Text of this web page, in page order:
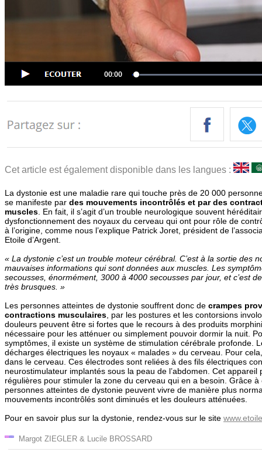
Cet article est également disponible dans les langues :
La dystonie est une maladie rare qui touche près de 20 000
se manifeste par des mouvements incontrôlés et par des
muscles . En fait, il s’agit d’un trouble neurologique souvent
dysfonctionnement des noyaux du cerveau qui ont pour rôle de
à l’origine, comme nous l’explique Patrick Joret, président de
Etoile d’Argent.
« La dystonie c’est un trouble moteur cérébral. C’est à la sortie des
mauvaises informations qui sont données aux muscles. Les
secousses, énormément, 3000 à 4000 secousses par jour, et c’est
très brusques. »
Les personnes atteintes de dystonie souffrent donc de crampes
contractions musculaires , par les postures et les contorsions
douleurs peuvent être si fortes que le recours à des produits
nécessaire pour les atténuer ou simplement pouvoir dormir la nuit.
symptômes, il existe un système de stimulation cérébrale profonde.
décharges électriques les noyaux « malades » du cerveau. Pour
dans le cerveau. Ces électrodes sont reliées à des fils électriques
neurostimulateur implantés sous la peau de l’abdomen. Cet appareil
régulières pour stimuler la zone du cerveau qui en a besoin. Grâce
personnes atteintes de dystonie peuvent vivre de manière plus
mouvements incontrôlés sont diminués et les douleurs atténuées.
Pour en savoir plus sur la dystonie, rendez-vous sur le site
Margot ZIEGLER & Lucile BROSSARD